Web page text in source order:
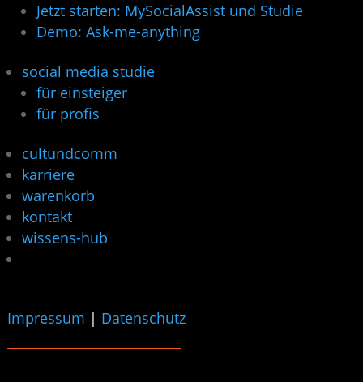
Jetzt starten: MySocialAssist und Studie
Demo: Ask-me-anything
social media studie
für einsteiger
für profis
cultundcomm
karriere
warenkorb
kontakt
wissens-hub
Impressum | Datenschutz